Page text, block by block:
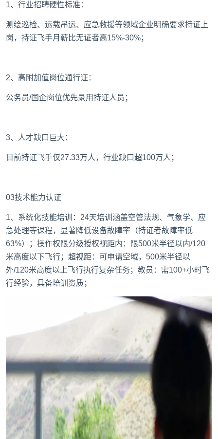
‌1、行业招聘硬性标准‌：
测绘巡检、运载吊运、应急救援等领域企业明确要求持证上
岗，持证飞手月薪比无证者高15%-30%；
2、高附加值岗位通行证‌：
公务员/国企岗位优先录用持证人员‌；
3、人才缺口巨大‌：
目前持证飞手仅27.33万人，行业缺口超100万人；
03技术能力认证
1、系统化技能培训‌：24天培训涵盖空管法规、气象学、应
急处理等课程，显著降低设备故障率（持证者故障率低
63%）‌；‌操作权限分级授权‌视距内：限500米半径以内/120
米高度以下飞行‌；超视距：可申请空域，500米半径以
外/120米高度以上飞行‌执行复杂任务‌；教员：需100+小时飞
行经验，具备培训资质‌；